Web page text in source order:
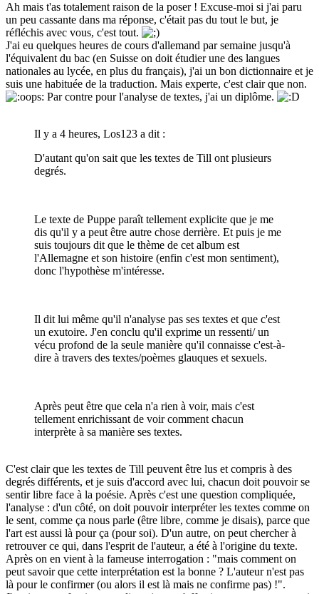
Ah mais t'as totalement raison de la poser ! Excuse-moi si j'ai paru
un peu cassante dans ma réponse, c'était pas du tout le but, je
réfléchis avec vous, c'est tout.
J'ai eu quelques heures de cours d'allemand par semaine jusqu'à
l'équivalent du bac (en Suisse on doit étudier une des langues
nationales au lycée, en plus du français), j'ai un bon dictionnaire et je
suis une habituée de la traduction. Mais experte, c'est clair que non.
Par contre pour l'analyse de textes, j'ai un diplôme.
Il y a 4 heures, Los123 a dit :
D'autant qu'on sait que les textes de Till ont plusieurs
degrés.
Le texte de Puppe paraît tellement explicite que je me
dis qu'il y a peut être autre chose derrière. Et puis je me
suis toujours dit que le thème de cet album est
l'Allemagne et son histoire (enfin c'est mon sentiment),
donc l'hypothèse m'intéresse.
Il dit lui même qu'il n'analyse pas ses textes et que c'est
un exutoire. J'en conclu qu'il exprime un ressenti/ un
vécu profond de la seule manière qu'il connaisse c'est-à-
dire à travers des textes/poèmes glauques et sexuels.
Après peut être que cela n'a rien à voir, mais c'est
tellement enrichissant de voir comment chacun
interprète à sa manière ses textes.
C'est clair que les textes de Till peuvent être lus et compris à des
degrés différents, et je suis d'accord avec lui, chacun doit pouvoir se
sentir libre face à la poésie. Après c'est une question compliquée,
l'analyse : d'un côté, on doit pouvoir interpréter les textes comme on
le sent, comme ça nous parle (être libre, comme je disais), parce que
l'art est aussi là pour ça (pour soi). D'un autre, on peut chercher à
retrouver ce qui, dans l'esprit de l'auteur, a été à l'origine du texte.
Après on en vient à la fameuse interrogation : "mais comment on
peut savoir que cette interprétation est la bonne ? L'auteur n'est pas
là pour le confirmer (ou alors il est là mais ne confirme pas) !".